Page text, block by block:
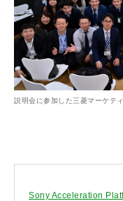
説明会に参加した三菱マーケテ
Sony Acceleration